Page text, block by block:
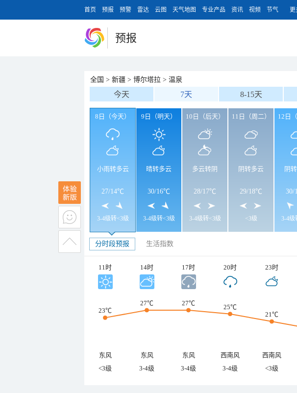
首页 预报 预警 雷达 云图 天气地图 专业产品 资讯 视频 节气 更
预报
全国 > 新疆 > 博尔塔拉 > 温泉
今天 7天 8-15天
8日（今天）
小雨转多云
27/14℃
3-4级转<3级
9日（明天）
晴转多云
30/16℃
3-4级转<3级
10日（后天）
多云转阴
28/17℃
3-4级转<3级
11日（周二）
阴转多云
29/18℃
<3级
12日
阴
30/
3-4级
分时段预报 生活指数
11时 14时 17时 20时 23时
23℃
27℃ 27℃
25℃
21℃
东风 东风 东风 西南风 西南风
<3级
3-4级 3-4级 3-4级 <3级